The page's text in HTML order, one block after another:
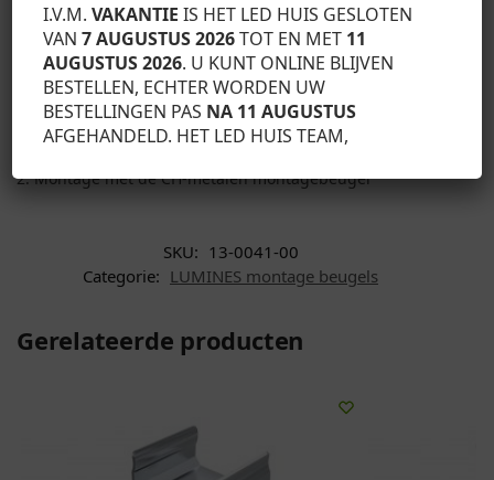
Eindresultaat van de montage van het hoekige C-profiel
met BASIC-afdekking:
2. Montage met de CH-metalen montagebeugel
SKU: 13-0041-00
Categorie: LUMINES montage beugels
Gerelateerde producten
I.V.M.VAKANTIE IS HET LED HUIS GESLOTEN
VAN7 AUGUSTUS 2026TOT EN MET 11
AUGUSTUS 2026. U KUNT ONLINE BLIJVEN
BESTELLEN, ECHTER WORDEN UW
BESTELLINGEN PAS NA 11 AUGUSTUS
AFGEHANDELD. HET LED HUIS TEAM,